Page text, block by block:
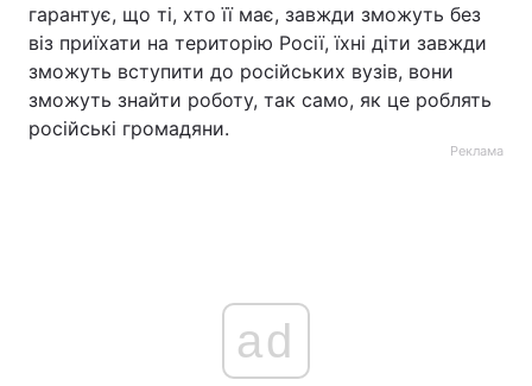
гарантує, що ті, хто її має, завжди зможуть без
віз приїхати на територію Росії, їхні діти завжди
зможуть вступити до російських вузів, вони
зможуть знайти роботу, так само, як це роблять
російські громадяни.
Реклама
ad